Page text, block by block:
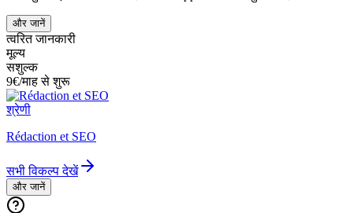
और जानें
त्वरित जानकारी
मूल्य
सशुल्क
9€/माह से शुरू
श्रेणी
Rédaction et SEO
सभी विकल्प देखें
और जानें